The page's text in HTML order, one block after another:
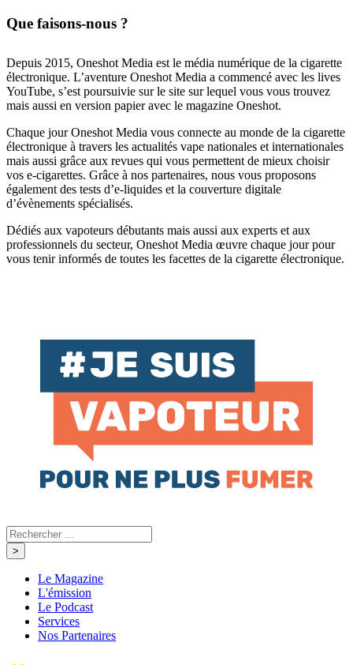
Que faisons-nous ?
Depuis 2015, Oneshot Media est le média numérique de la cigarette
électronique. L’aventure Oneshot Media a commencé avec les lives
YouTube, s’est poursuivie sur le site sur lequel vous vous trouvez
mais aussi en version papier avec le magazine Oneshot.
Chaque jour Oneshot Media vous connecte au monde de la cigarette
électronique à travers les actualités vape nationales et internationales
mais aussi grâce aux revues qui vous permettent de mieux choisir
vos e-cigarettes. Grâce à nos partenaires, nous vous proposons
également des tests d’e-liquides et la couverture digitale
d’évènements spécialisés.
Dédiés aux vapoteurs débutants mais aussi aux experts et aux
professionnels du secteur, Oneshot Media œuvre chaque jour pour
vous tenir informés de toutes les facettes de la cigarette électronique.
Le Magazine
L'émission
Le Podcast
Services
Nos Partenaires